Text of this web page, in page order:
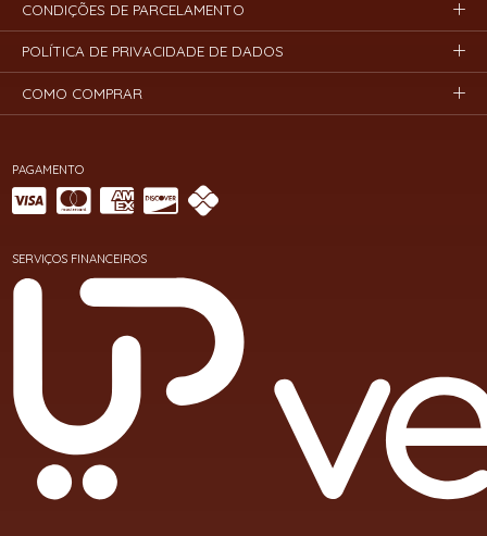
PAGAMENTO
SERVIÇOS FINANCEIROS
CONDIÇÕES DE PARCELAMENTO
POLÍTICA DE PRIVACIDADE DE DADOS
COMO COMPRAR